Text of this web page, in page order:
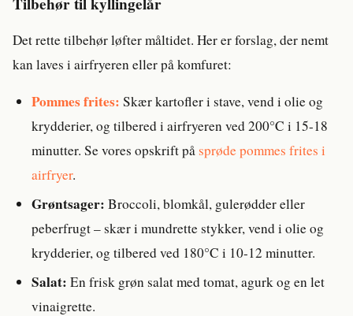
Det rette tilbehør løfter måltidet. Her er forslag, der nemt
kan laves i airfryeren eller på komfuret:
Pommes frites: Skær kartofler i stave, vend i olie og
krydderier, og tilbered i airfryeren ved 200°C i 15-18
minutter. Se vores opskrift på sprøde pommes frites i
airfryer.
Grøntsager: Broccoli, blomkål, gulerødder eller
peberfrugt – skær i mundrette stykker, vend i olie og
krydderier, og tilbered ved 180°C i 10-12 minutter.
Salat: En frisk grøn salat med tomat, agurk og en let
vinaigrette.